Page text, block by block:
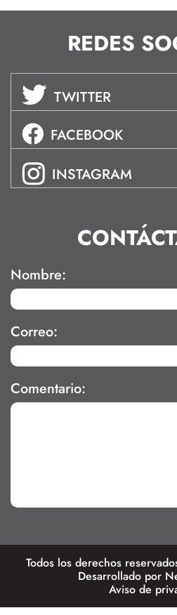
REDES
TWITTER
FACEBOOK
INSTAGRAM
Nombre:
Correo:
Comentario:
Todos los derechos
Desarrollado por
Aviso de